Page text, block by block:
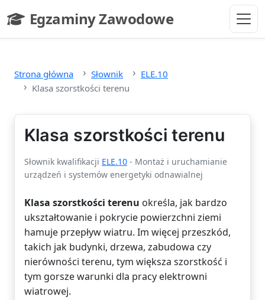
Egzaminy Zawodowe
- strona główna
Strona główna Słownik
ELE.10
Klasa szorstkości terenu
Klasa szorstkości terenu
Słownik kwalifikacji ELE.10 - Montaż i uruchamianie
urządzeń i systemów energetyki odnawialnej
Klasa szorstkości terenu określa, jak bardzo
ukształtowanie i pokrycie powierzchni ziemi
hamuje przepływ wiatru. Im więcej przeszkód,
takich jak budynki, drzewa, zabudowa czy
nierówności terenu, tym większa szorstkość i
tym gorsze warunki dla pracy elektrowni
wiatrowej.